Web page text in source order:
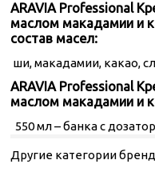
ARAVIA Professional
маслом макадамии и
состав масел:
ши, макадамии, какао,
ARAVIA Professional
маслом макадамии и
550 мл – банка с
Другие категории